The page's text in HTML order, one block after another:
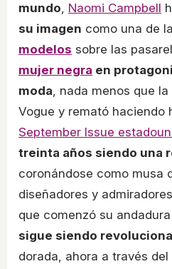
mundo, Naomi Campbell
su imagen como una de
modelos sobre las
mujer negra en
moda, nada menos que
Vogue y remató haciendo
September Issue
treinta años siendo una
coronándose como musa
diseñadores y
que comenzó su
sigue siendo
dorada, ahora a través del